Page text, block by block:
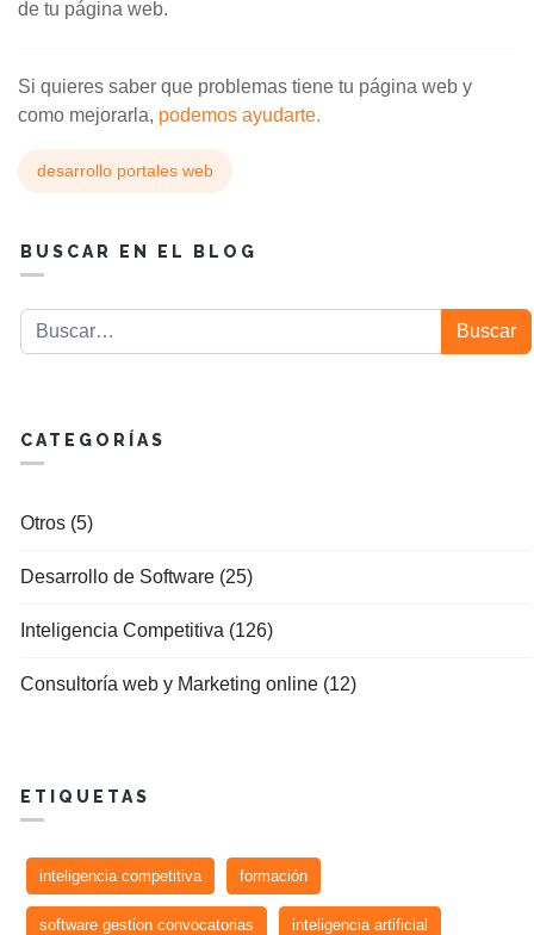
de tu página web.
Si quieres saber que problemas tiene tu página web y
como mejorarla, podemos ayudarte.
desarrollo portales web
BUSCAR EN EL BLOG
Buscar Buscar
CATEGORÍAS
Otros (5)
Desarrollo de Software (25)
Inteligencia Competitiva (126)
Consultoría web y Marketing online (12)
ETIQUETAS
inteligencia competitiva formación
software gestion convocatorias inteligencia artificial